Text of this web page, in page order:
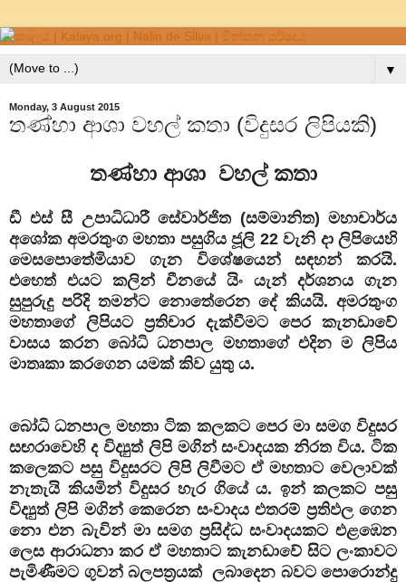
▼
Monday, 3 August 2015
තණ්හා ආශා වහල් කතා (විදුසර ලිපියකි)
තණ්හා ආශා වහල් කතා
ඩී එස් සී උපාධිධාරී සේවාර්ජිත (සම්මානිත) මහාචාර්ය
අශෝක අමරතුංග මහතා පසුගිය ජූලි 22 වැනි දා ලිපියෙහි
මෙසපොතේමියාව ගැන විශේෂයෙන් සඳහන් කරයි.
එහෙත් එයට කලින් චීනයේ යිං යැන් දර්ශනය ගැන
සුපුරුදු පරිදි තමන්ට නොතේරෙන දේ කියයි. අමරතුංග
මහතාගේ ලිපියට ප්‍රතිචාර දැක්වීමට පෙර කැනඩාවේ
වාසය කරන බෝධි ධනපාල මහතාගේ එදින ම ලිපිය
මාතෘකා කරගෙන යමක් කිව යුතු ය.
බෝධි ධනපාල මහතා ටික කලකට පෙර මා සමග විදුසර
සඟරාවෙහි ද විද්‍යුත් ලිපි මගින් සංවාදයක නිරත විය. ටික
කලෙකට පසු විදුසරට ලිපි ලිවීමට ඒ මහතාට වෙලාවක්
නැතැයි කියමින් විදුසර හැර ගියේ ය. ඉන් කලකට පසු
විද්‍යුත් ලිපි මගින් කෙරෙන සංවාදය එතරම් ප්‍රතිඵල ගෙන
නො එන බැවින් මා සමග ප්‍රසිද්ධ සංවාදයකට එළඹෙන
ලෙස ආරාධනා කර ඒ මහතාට කැනඩාවේ සිට ලංකාවට
පැමිණීමට ගුවන් බලපත්‍රයක් ලබාදෙන බවට පොරොන්දු